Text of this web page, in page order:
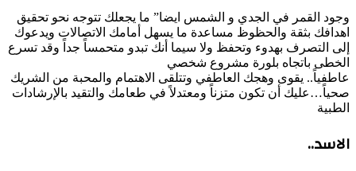
وجود القمر في الجدي و الشمس ايضا” ما يجعلك تتوجه نحو تحقيق
اهدافك بثقة والحظوظ مساعدة ما يسهل أمامك الاتصالات ويدعوك
إلى التصرف بهدوء وتحفظ ولا سيما أنك تبدو متحمساً جداً وقد تسرع
الخطى باتجاه بلورة مشروع شخصي
عاطفياً.. يقوى وهجك العاطفي وتتلقى الاهتمام والمحبة من الشريك
صحياً…عليك أن تكون متزناً ومعتدلاً في طعامك والتقيد بالإرشادات
الطبية
الاسد..